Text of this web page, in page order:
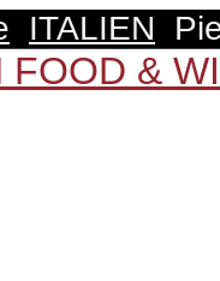
ITALIEN
FOOD &